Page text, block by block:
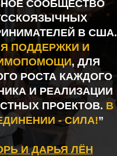
СООБЩЕСТВО
В США.
ПОДДЕРЖКИ И
, ДЛЯ
РОСТА КАЖДОГО
И РЕАЛИЗАЦИИ
ПРОЕКТОВ. В
- СИЛА!”
И ДАРЬЯ ЛЁН